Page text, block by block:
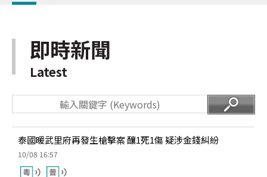
即時新聞
Latest
泰國暖武里府再發生槍擊案 釀1死1傷 疑涉金錢糾紛
10/08 16:57